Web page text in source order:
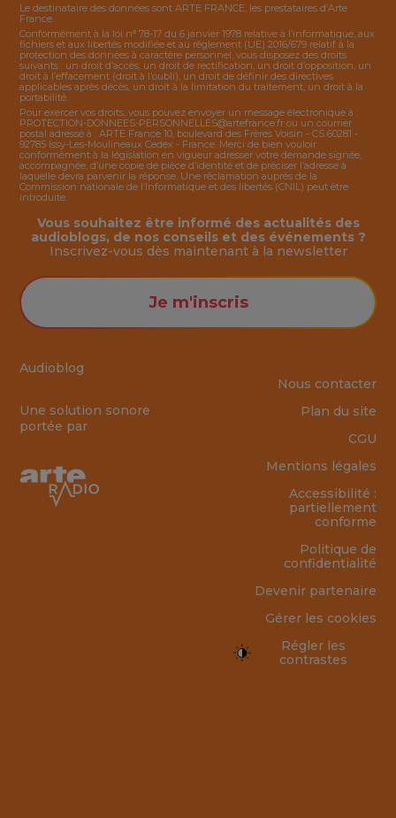
Le destinataire des données sont ARTE FRANCE, les prestataires d’Arte
France.
Conformément à la loi n° 78-17 du 6 janvier 1978 relative à l’informatique, aux
fichiers et aux libertés modifiée et au règlement (UE) 2016/679 relatif à la
protection des données à caractère personnel, vous disposez des droits
suivants : un droit d’accès, un droit de rectification, un droit d’opposition, un
droit à l’effacement (droit à l’oubli), un droit de définir des directives
applicables après décès, un droit à la limitation du traitement, un droit à la
portabilité.
Pour exercer vos droits, vous pouvez envoyer un message électronique à :
PROTECTION-DONNEES-PERSONNELLES@artefrance.fr ou un courrier
postal adressé à : ARTE France 10, boulevard des Frères Voisin - CS 60281 -
92785 Issy-Les-Moulineaux Cedex - France. Merci de bien vouloir
conformément à la législation en vigueur adresser votre demande signée,
accompagnée, d’une copie de pièce d’identité et de préciser l’adresse à
laquelle devra parvenir la réponse. Une réclamation auprès de la
Commission nationale de l’Informatique et des libertés (CNIL) peut être
introduite.
Audioblog
Une solution sonore
portée par
Vous souhaitez être informé des actualités des
audioblogs, de nos conseils et des événements ?
Inscrivez-vous dès maintenant à la newsletter
Je m'inscris
Nous contacter
Plan du site
CGU
Mentions légales
Accessibilité :
partiellement
conforme
Politique de
confidentialité
Devenir partenaire
Gérer les cookies
Régler les
contrastes